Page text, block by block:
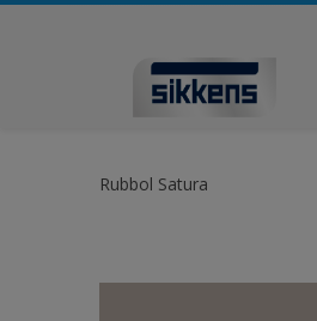
Rubbol Satura